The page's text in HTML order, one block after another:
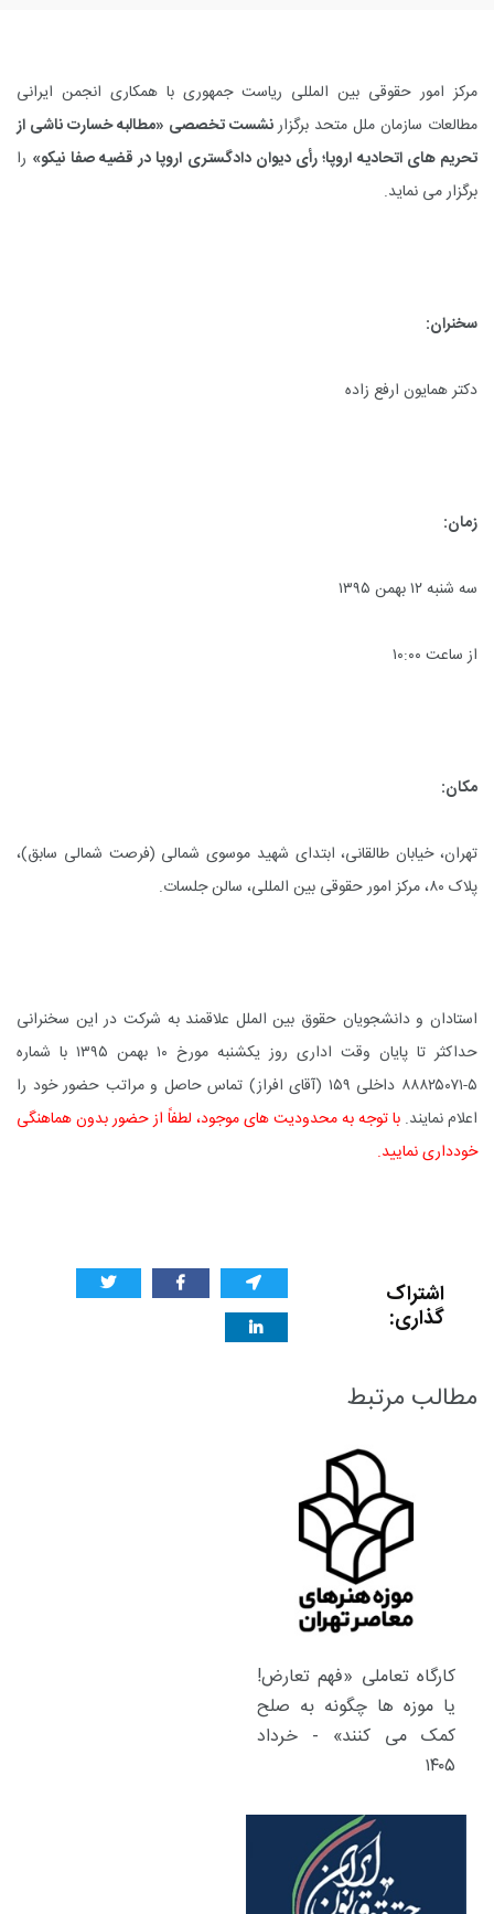
مرکز امور حقوقی بین المللی ریاست جمهوری با همکاری انجمن ایرانی
مطالعات سازمان ملل متحد برگزارنشست تخصصی «مطالبه خسارت ناشی از
تحریم ­های اتحادیه اروپا؛ رأی دیوان دادگستری اروپا در قضیه صفا نیکو» را
برگزار می نماید.
سخنران:
دکتر همایون ارفع زاده
زمان:
سه شنبه ۱۲ بهمن ۱۳۹۵
از ساعت ۱۰:۰۰
مکان:
تهران، خیابان طالقانی، ابتدای شهید موسوی شمالی (فرصت شمالی سابق)،
پلاک ۸۰، مرکز امور حقوقی بین المللی، سالن جلسات.
استادان و دانشجویان حقوق بین الملل علاقمند به شرکت در این سخنرانی
حداکثر تا پایان وقت اداری روز یکشنبه مورخ ۱۰ بهمن ۱۳۹۵ با شماره
۵-۸۸۸۲۵۰۷۱ داخلی ۱۵۹ (آقای افراز) تماس حاصل و مراتب حضور خود را
اعلام نمایند. با توجه به محدودیت های موجود، لطفاً از حضور بدون هماهنگی
خودداری نمایید.
اشتراک
گذاری:
مطالب مرتبط
کارگاه تعاملی «فهم تعارض!
یا موزه ها چگونه به صلح
کمک می کنند» - خرداد
۱۴۰۵